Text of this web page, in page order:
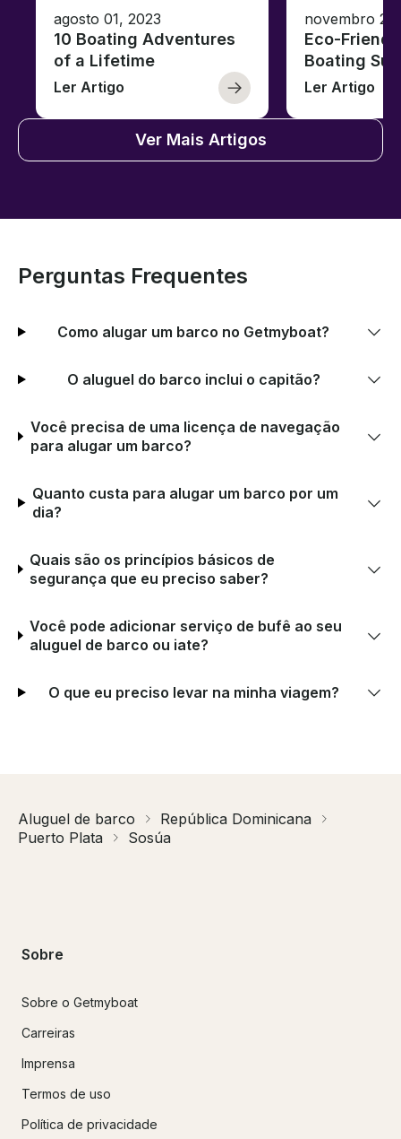
agosto 01, 2023
10 Boating Adventures
of a Lifetime
Ler Artigo
novembro
Eco-
Boating
Ler Artigo
Ver Mais Artigos
Perguntas Frequentes
Como alugar um barco no Getmyboat?
O aluguel do barco inclui o capitão?
Você precisa de uma licença de navegação
para alugar um barco?
Quanto custa para alugar um barco por um
dia?
Quais são os princípios básicos de
segurança que eu preciso saber?
Você pode adicionar serviço de bufê ao seu
aluguel de barco ou iate?
O que eu preciso levar na minha viagem?
Aluguel de barco
República Dominicana
Puerto Plata
Sosúa
Sobre
Sobre o Getmyboat
Carreiras
Imprensa
Termos de uso
Política de privacidade